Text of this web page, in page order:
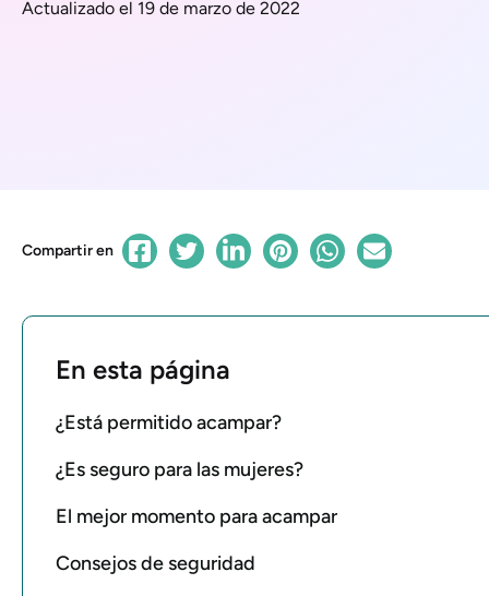
Actualizado el 19 de marzo de 2022
Compartir en
En esta página
¿Está permitido acampar?
¿Es seguro para las mujeres?
El mejor momento para acampar
Consejos de seguridad